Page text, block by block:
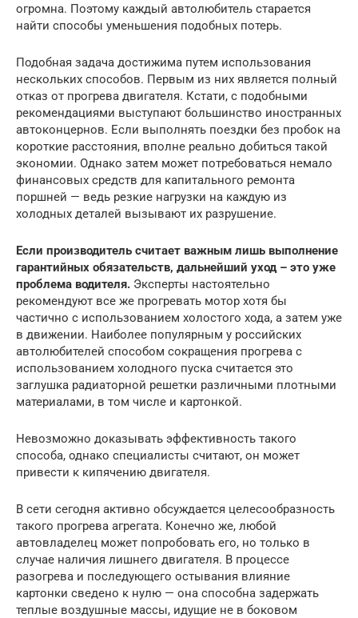
огромна. Поэтому каждый автолюбитель старается
найти способы уменьшения подобных потерь.
Подобная задача достижима путем использования
нескольких способов. Первым из них является полный
отказ от прогрева двигателя. Кстати, с подобными
рекомендациями выступают большинство иностранных
автоконцернов. Если выполнять поездки без пробок на
короткие расстояния, вполне реально добиться такой
экономии. Однако затем может потребоваться немало
финансовых средств для капитального ремонта
поршней — ведь резкие нагрузки на каждую из
холодных деталей вызывают их разрушение.
Если производитель считает важным лишь выполнение
гарантийных обязательств, дальнейший уход – это уже
проблема водителя. Эксперты настоятельно
рекомендуют все же прогревать мотор хотя бы
частично с использованием холостого хода, а затем уже
в движении. Наиболее популярным у российских
автолюбителей способом сокращения прогрева с
использованием холодного пуска считается это
заглушка радиаторной решетки различными плотными
материалами, в том числе и картонкой.
Невозможно доказывать эффективность такого
способа, однако специалисты считают, он может
привести к кипячению двигателя.
В сети сегодня активно обсуждается целесообразность
такого прогрева агрегата. Конечно же, любой
автовладелец может попробовать его, но только в
случае наличия лишнего двигателя. В процессе
разогрева и последующего остывания влияние
картонки сведено к нулю — она способна задержать
теплые воздушные массы, идущие не в боковом